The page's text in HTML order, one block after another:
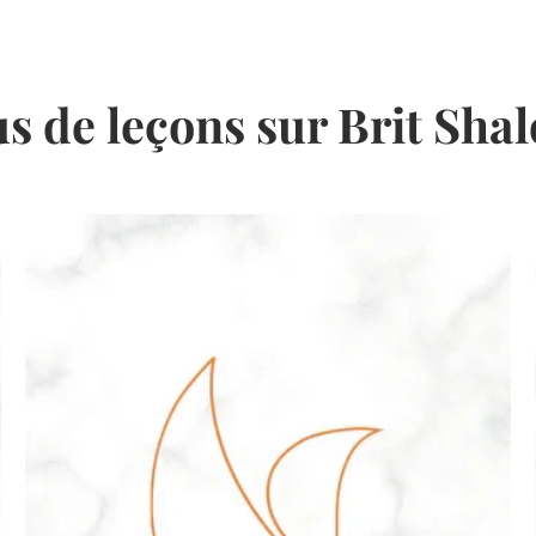
de leçons sur Brit